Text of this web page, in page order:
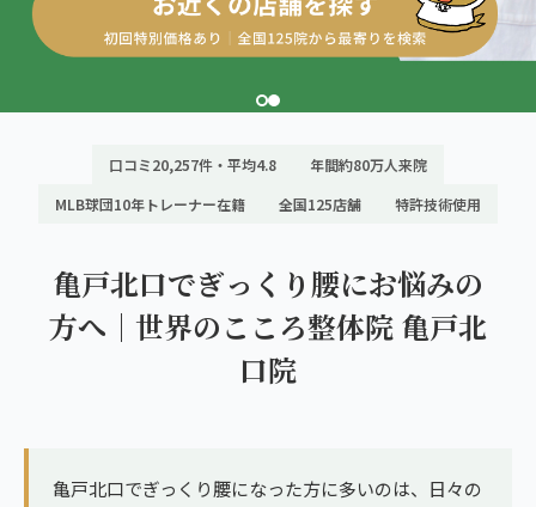
ぎっくり腰
寝違え
ランナー膝
ゴルフ
高田馬場エリア（2院）
立川エリア（2院）
広島エリア（4院）
メディア・実績
口コミ20,257件・平均4.8
年間約80万人来院
MLB球団10年トレーナー在籍
全国125店舗 特許技術使用
亀戸北口でぎっくり腰にお悩みの
方へ｜世界のこころ整体院 亀戸北
口院
亀戸北口でぎっくり腰になった方に多いのは、日々の